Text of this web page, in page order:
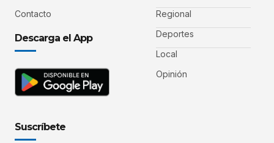
Contacto
Descarga el App
Regional
Deportes
Local
Opinión
Suscríbete